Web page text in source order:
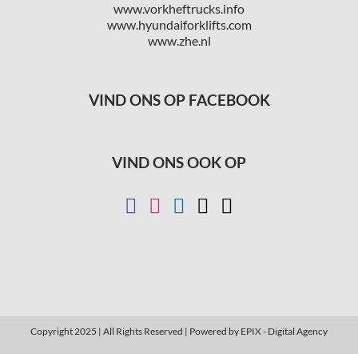
www.vorkheftrucks.info
www.hyundaiforklifts.com
www.zhe.nl
VIND ONS OP FACEBOOK
VIND ONS OOK OP
Copyright 2025 | All Rights Reserved | Powered by EPIX - Digital Agency